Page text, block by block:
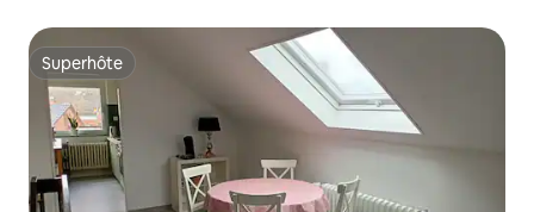
Superhôte
Superhôte